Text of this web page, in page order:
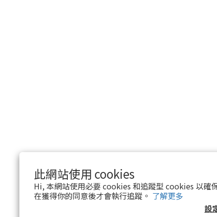
此網站使用 cookies
Hi, 本網站使用必要 cookies 和追蹤型 cookies 以確
在獲得你的同意後才會執行追蹤。 了解更多
設